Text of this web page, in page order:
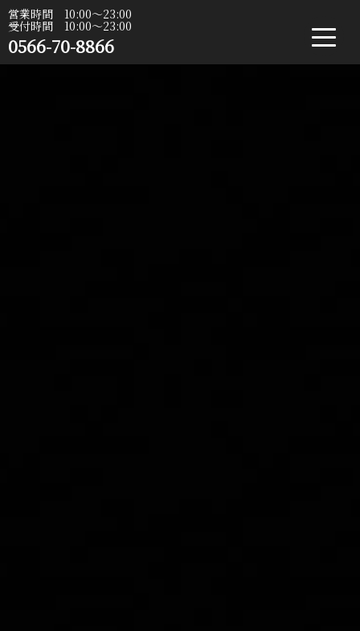
営業時間 10:00〜23:00
受付時間 10:00〜23:00
0566-70-8866